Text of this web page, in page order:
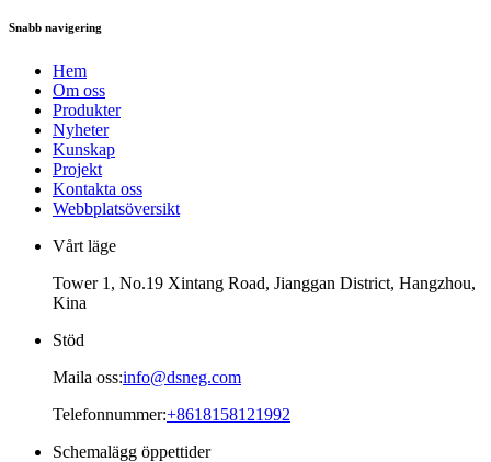
Snabb navigering
Hem
Om oss
Produkter
Nyheter
Kunskap
Projekt
Kontakta oss
Webbplatsöversikt
Vårt läge
Tower 1, No.19 Xintang Road, Jianggan District, Hangzhou,
Kina
Stöd
Maila oss:info@dsneg.com
Telefonnummer:+8618158121992
Schemalägg öppettider